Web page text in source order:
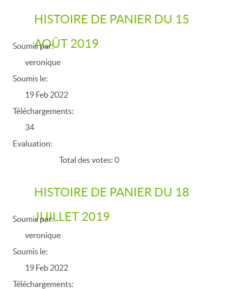
HISTOIRE DE PANIER DU 15
AOÛT 2019
Soumis par:
veronique
Soumis le:
19 Feb 2022
Téléchargements:
34
Evaluation:
Total des votes: 0
HISTOIRE DE PANIER DU 18
JUILLET 2019
Soumis par:
veronique
Soumis le:
19 Feb 2022
Téléchargements: